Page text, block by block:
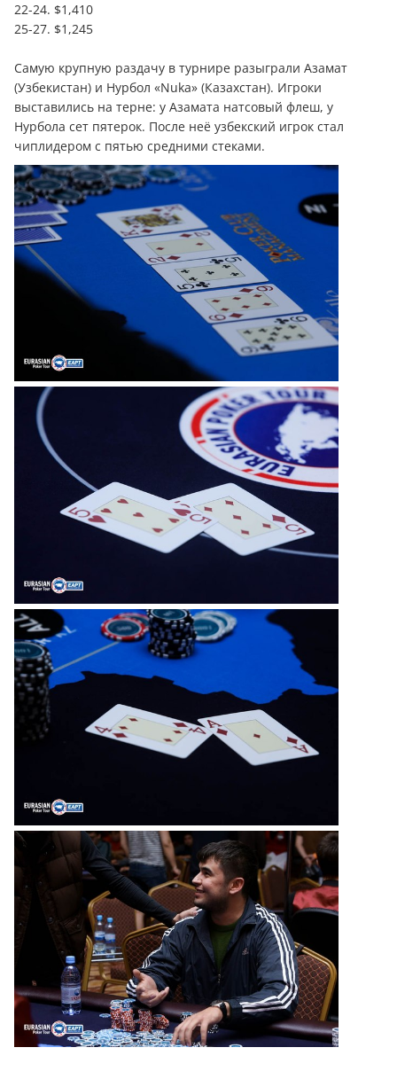
22-24. $1,410
25-27. $1,245
Самую крупную раздачу в турнире разыграли Азамат
(Узбекистан) и Нурбол «Nuka» (Казахстан). Игроки
выставились на терне: у Азамата натсовый флеш, у
Нурбола сет пятерок. После неё узбекский игрок стал
чиплидером с пятью средними стеками.